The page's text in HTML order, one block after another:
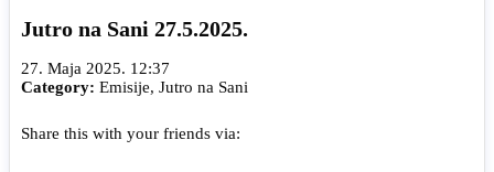
Jutro na Sani 27.5.2025.
27. Maja 2025. 12:37
Category: Emisije, Jutro na Sani
Share this with your friends via: